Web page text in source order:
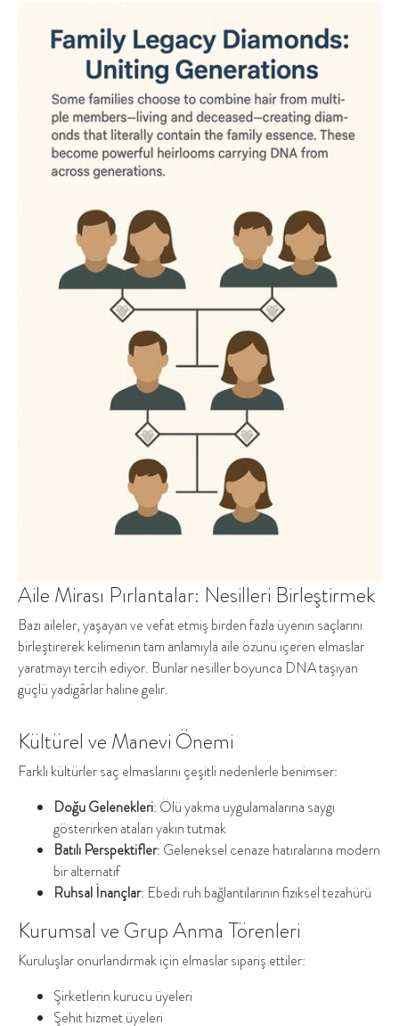
Aile Mirası Pırlantalar: Nesilleri Birleştirmek
Bazı aileler, yaşayan ve vefat etmiş birden fazla üyenin saçlarını
birleştirerek kelimenin tam anlamıyla aile özünü içeren elmaslar
yaratmayı tercih ediyor. Bunlar nesiller boyunca DNA taşıyan
güçlü yadigârlar haline gelir.
Kültürel ve Manevi Önemi
Farklı kültürler saç elmaslarını çeşitli nedenlerle benimser:
Doğu Gelenekleri: Ölü yakma uygulamalarına saygı
gösterirken ataları yakın tutmak
Batılı Perspektifler: Geleneksel cenaze hatıralarına modern
bir alternatif
Ruhsal İnançlar: Ebedi ruh bağlantılarının fiziksel tezahürü
Kurumsal ve Grup Anma Törenleri
Kuruluşlar onurlandırmak için elmaslar sipariş ettiler:
Şirketlerin kurucu üyeleri
Şehit hizmet üyeleri